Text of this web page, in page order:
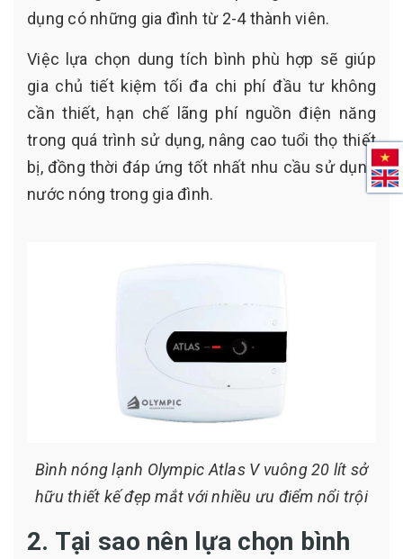
dụng có những gia đình từ 2-4 thành viên.
Việc lựa chọn dung tích bình phù hợp sẽ giúp
gia chủ tiết kiệm tối đa chi phí đầu tư không
cần thiết, hạn chế lãng phí nguồn điện năng
trong quá trình sử dụng, nâng cao tuổi thọ thiết
bị, đồng thời đáp ứng tốt nhất nhu cầu sử dụng
nước nóng trong gia đình.
Bình nóng lạnh Olympic Atlas V vuông 20 lít sở
hữu thiết kế đẹp mắt với nhiều ưu điểm nổi trội
2. Tại sao nên lựa chọn bình